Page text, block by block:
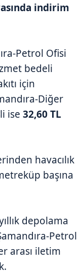
indirim
Petrol Ofisi
bedeli
için
Diğer
ise 32,60 TL
havacılık
başına
depolama
Petrol
arası iletim